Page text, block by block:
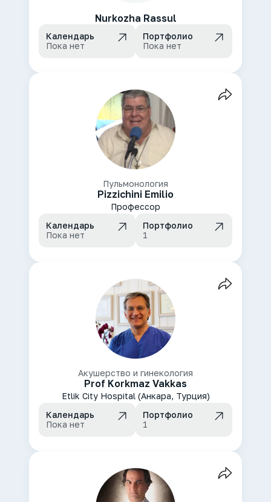
Nurkozha Rassul
Календарь
Пока нет
Портфолио
Пока нет
Пульмонология
Pizzichini Emilio
Профессор
Календарь
Пока нет
Портфолио
1
Акушерство и гинекология
Prof Korkmaz Vakkas
Etlik City Hospital (Анкара, Турция)
Календарь
Пока нет
Портфолио
1